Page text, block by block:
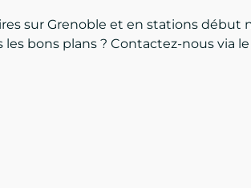
sur Grenoble et en stations
bons plans ? Contactez-nous via